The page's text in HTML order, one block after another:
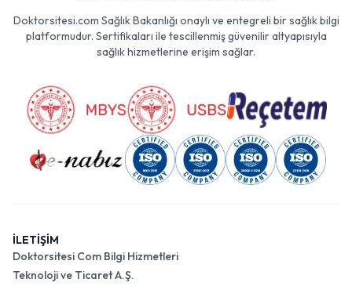
Doktorsitesi.com Sağlık Bakanlığı onaylı ve entegreli bir sağlık bilgi
platformudur. Sertifikaları ile tescillenmiş güvenilir altyapısıyla
sağlık hizmetlerine erişim sağlar.
İLETİŞİM
Doktorsitesi Com Bilgi Hizmetleri
Teknoloji ve Ticaret A.Ş.